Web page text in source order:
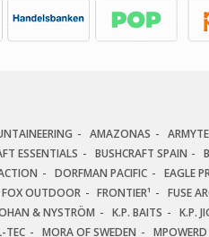
AMAZONAS
ESSENTIALS BUSHCRAFT SPAIN
DORFMAN PACIFIC EAGLE
FOX OUTDOOR FRONTIER¹ FUSE
& NYSTRÖM K.P. BAITS K.P.
TEC MORA OF SWEDEN MPOWERD